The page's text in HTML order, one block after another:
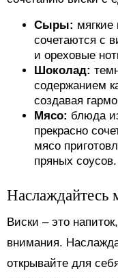
Сыры:
сочетаются с
и ореховые
Шоколад:
содержанием
создавая
Мясо: блюда
прекрасно
мясо
пряных соусов.
Наслаждайтесь
Виски – это
внимания.
открывайте для